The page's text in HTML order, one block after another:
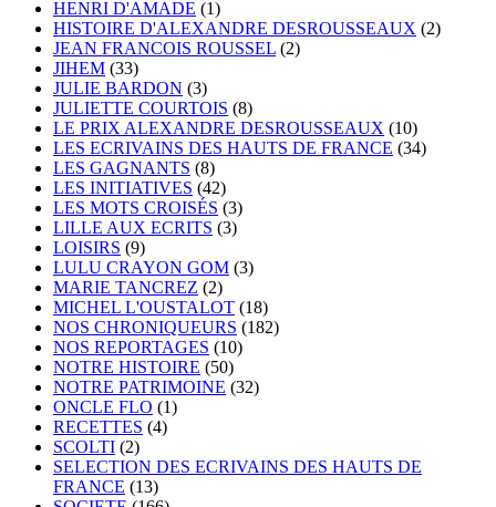
HENRI D'AMADE (1)
HISTOIRE D'ALEXANDRE DESROUSSEAUX (2)
JEAN FRANCOIS ROUSSEL (2)
JIHEM (33)
JULIE BARDON (3)
JULIETTE COURTOIS (8)
LE PRIX ALEXANDRE DESROUSSEAUX (10)
LES ECRIVAINS DES HAUTS DE FRANCE (34)
LES GAGNANTS (8)
LES INITIATIVES (42)
LES MOTS CROISÉS (3)
LILLE AUX ECRITS (3)
LOISIRS (9)
LULU CRAYON GOM (3)
MARIE TANCREZ (2)
MICHEL L'OUSTALOT (18)
NOS CHRONIQUEURS (182)
NOS REPORTAGES (10)
NOTRE HISTOIRE (50)
NOTRE PATRIMOINE (32)
ONCLE FLO (1)
RECETTES (4)
SCOLTI (2)
SELECTION DES ECRIVAINS DES HAUTS DE
FRANCE (13)